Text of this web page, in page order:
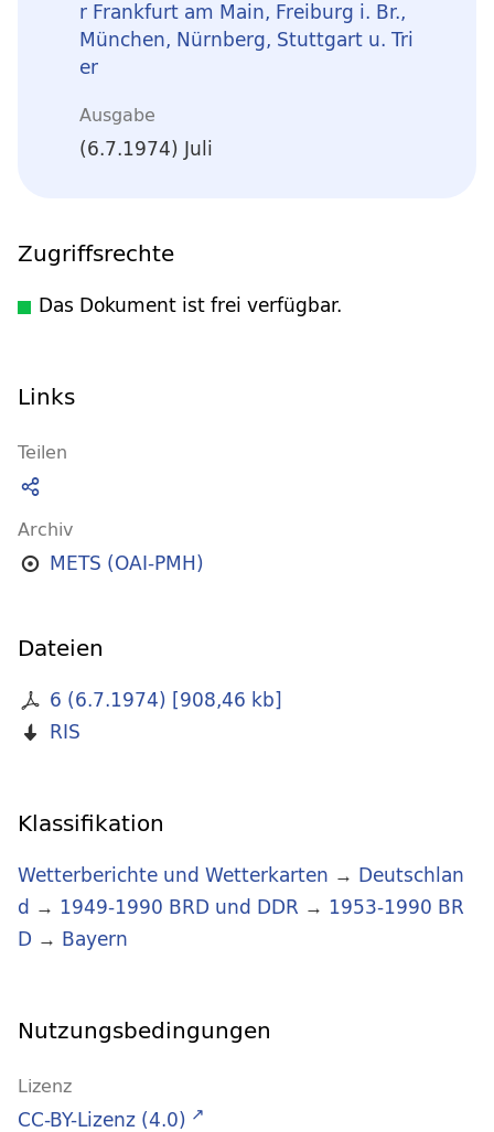
r Frankfurt am Main, Freiburg i. Br.,
München, Nürnberg, Stuttgart u. Tri
er
Ausgabe
(6.7.1974) Juli
Zugriffsrechte
Das Dokument ist frei verfügbar.
Links
Teilen
Archiv
METS (OAI-PMH)
Dateien
6 (6.7.1974) [908,46 kb]
RIS
Klassifikation
Wetterberichte und Wetterkarten → Deutschlan
d → 1949-1990 BRD und DDR → 1953-1990 BR
D → Bayern
Nutzungsbedingungen
Lizenz
CC-BY-Lizenz (4.0)